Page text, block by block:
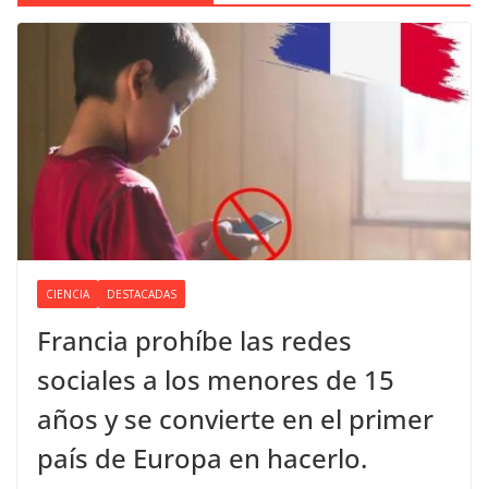
CIENCIA DESTACADAS
Francia prohíbe las redes
sociales a los menores de 15
años y se convierte en el primer
país de Europa en hacerlo.